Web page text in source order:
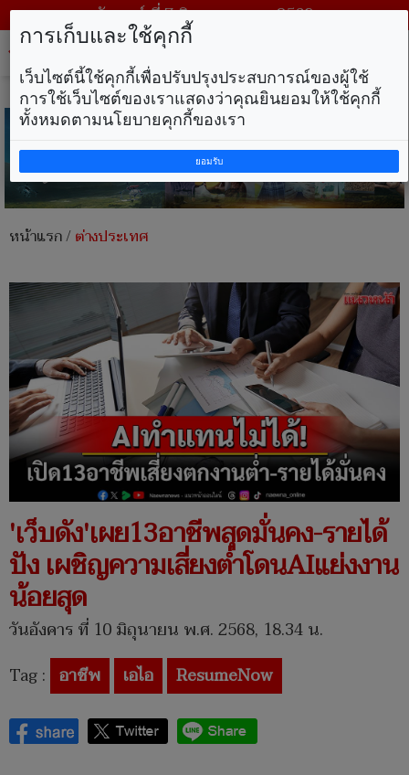
วันศุกร์ ที่ 7 สิงหาคม พ.ศ. 2569
หน้าแรก/ต่างประเทศ
'เว็บดัง'เผย13อาชีพสุดมั่นคง-รายได้
ปัง เผชิญความเสี่ยงต่ำโดนAIแย่งงาน
น้อยสุด
วันอังคาร ที่ 10 มิถุนายน พ.ศ. 2568, 18.34 น.
Tag : อาชีพ เอไอ ResumeNow
การเก็บและใช้คุกกี้
เว็บไซต์นี้ใช้คุกกี้เพื่อปรับปรุงประสบการณ์ของผู้ใช้
การใช้เว็บไซต์ของเราแสดงว่าคุณยินยอมให้ใช้คุกกี้
ทั้งหมดตามนโยบายคุกกี้ของเรา
ยอมรับ